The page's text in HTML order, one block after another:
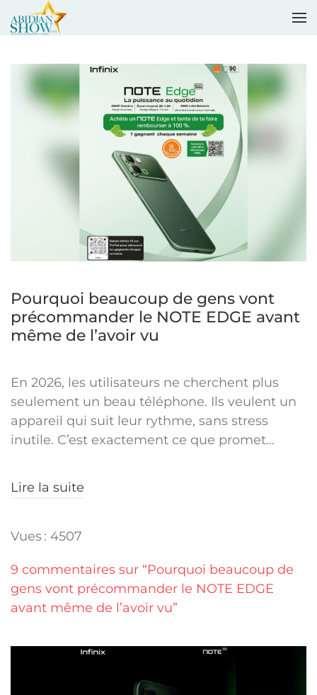
Pourquoi beaucoup de gens vont
précommander le NOTE EDGE avant
même de l’avoir vu
En 2026, les utilisateurs ne cherchent plus
seulement un beau téléphone. Ils veulent un
appareil qui suit leur rythme, sans stress
inutile. C’est exactement ce que promet...
Lire la suite
Vues : 4507
9 commentaires sur “Pourquoi beaucoup de
gens vont précommander le NOTE EDGE
avant même de l’avoir vu”